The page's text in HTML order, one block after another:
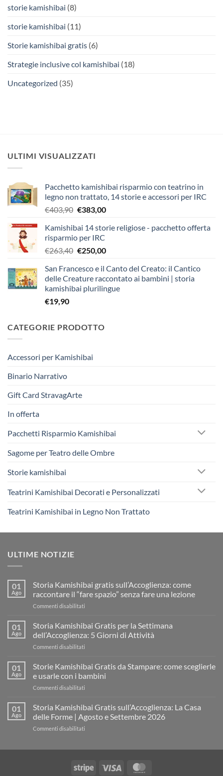
storie kamishibai (8)
storie kamishibai (11)
Storie kamishibai gratis (6)
Strategie inclusive col kamishibai (18)
Uncategorized (35)
ULTIMI VISUALIZZATI
Pacchetto kamishibai risparmio con teatrino in
legno non trattato, 14 storie e accessori per IRC
€403,90 Il
originale
era:
€403,90.
€383,00Il
attuale
€383,00.
Kamishibai 14 storie religiose - pacchetto offerta
risparmio per IRC
€263,40 Il
originale
era:
€263,40.
€250,00Il
attuale
è:
€250,00.
San Francesco e il Canto del Creato: il Cantico
delle Creature raccontato ai bambini | storia
kamishibai plurilingue
€19,90
CATEGORIE PRODOTTO
Accessori per Kamishibai
Binario Narrativo
Gift Card StravagArte
In offerta
Pacchetti Risparmio Kamishibai
Sagome per Teatro delle Ombre
Storie kamishibai
Teatrini Kamishibai Decorati e Personalizzati
Teatrini Kamishibai in Legno Non Trattato
ULTIME NOTIZIE
01
Ago
Storia Kamishibai gratis sull’Accoglienza: come
raccontare il “fare spazio” senza fare una lezione
Commenti disabilitati
Kamishibai
sull’Accoglienza:
il
“fare
una
lezione
01
Ago
Storia Kamishibai Gratis per la Settimana
dell’Accoglienza: 5 Giorni di Attività
Commenti disabilitati
Kamishibai
per
dell’Accoglienza:
Giorni
01
Ago
Storie Kamishibai Gratis da Stampare: come sceglierle
e usarle con i bambini
Commenti disabilitati
Kamishibai
da
usarle
con
01
Ago
Storia Kamishibai Gratis sull’Accoglienza: La Casa
delle Forme | Agosto e Settembre 2026
Commenti disabilitati
La Stripe Visa